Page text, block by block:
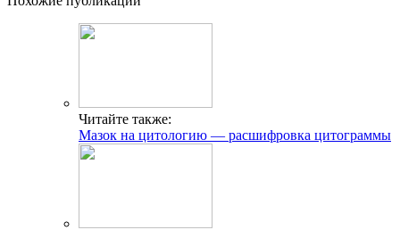
Читайте также:
Мазок на цитологию — расшифровка цитограммы